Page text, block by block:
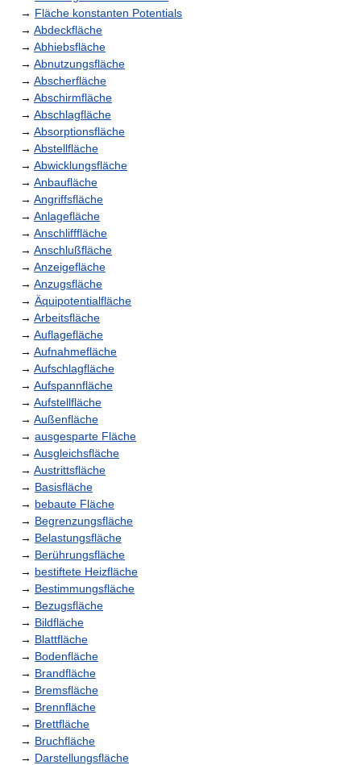
→ Fläche konstanten Potentials
→ Abdeckfläche
→ Abhiebsfläche
→ Abnutzungsfläche
→ Abscherfläche
→ Abschirmfläche
→ Abschlagfläche
→ Absorptionsfläche
→ Abstellfläche
→ Abwicklungsfläche
→ Anbaufläche
→ Angriffsfläche
→ Anlagefläche
→ Anschlifffläche
→ Anschlußfläche
→ Anzeigefläche
→ Anzugsfläche
→ Äquipotentialfläche
→ Arbeitsfläche
→ Auflagefläche
→ Aufnahmefläche
→ Aufschlagfläche
→ Aufspannfläche
→ Aufstellfläche
→ Außenfläche
→ ausgesparte Fläche
→ Ausgleichsfläche
→ Austrittsfläche
→ Basisfläche
→ bebaute Fläche
→ Begrenzungsfläche
→ Belastungsfläche
→ Berührungsfläche
→ bestiftete Heizfläche
→ Bestimmungsfläche
→ Bezugsfläche
→ Bildfläche
→ Blattfläche
→ Bodenfläche
→ Brandfläche
→ Bremsfläche
→ Brennfläche
→ Brettfläche
→ Bruchfläche
→ Darstellungsfläche